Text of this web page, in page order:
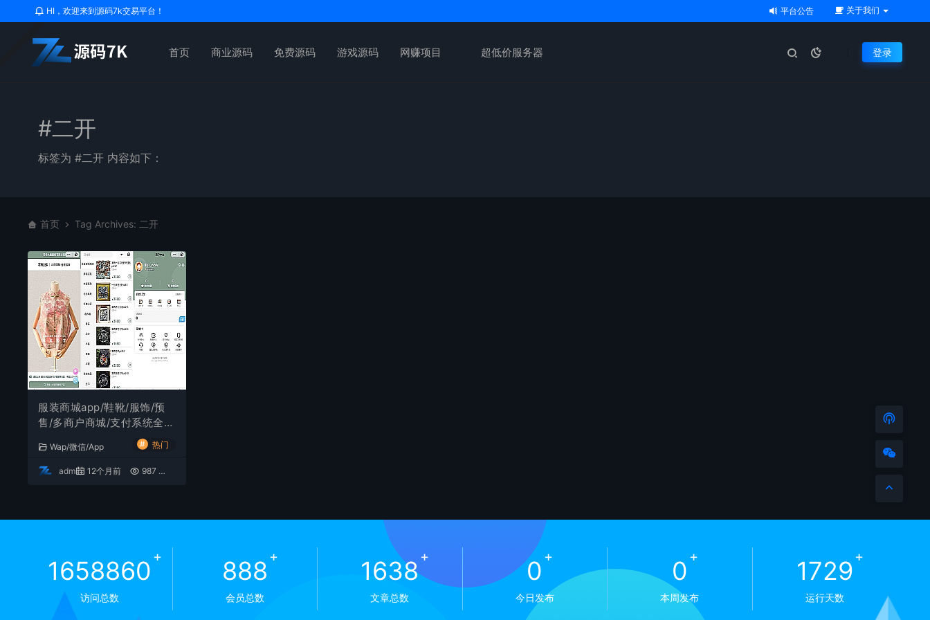
HI，欢迎来到源码7k交易平台！ 平台公告 关于我们
首页 商业源码 免费源码 游戏源码 网赚项目 超低价服务器 登录
#二开
标签为 #二开 内容如下：
首页 Tag Archives: 二开
服装商城app/鞋靴/服饰/预
售/多商户商城/支付系统全开
源可二开/入驻/工厂/品牌/二
开 Wap/微信/App # 热门
admin 12个月前 987
1658860 +
访问总数
888 +
会员总数
1638+
文章总数
0 +
今日发布
0 +
本周发布
1729+
运行天数